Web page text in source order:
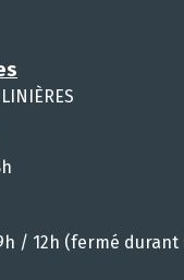
/ 12h (fermé durant